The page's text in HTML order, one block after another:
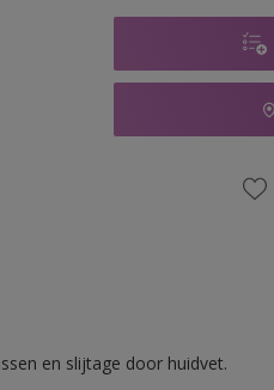
en slijtage door huidvet.